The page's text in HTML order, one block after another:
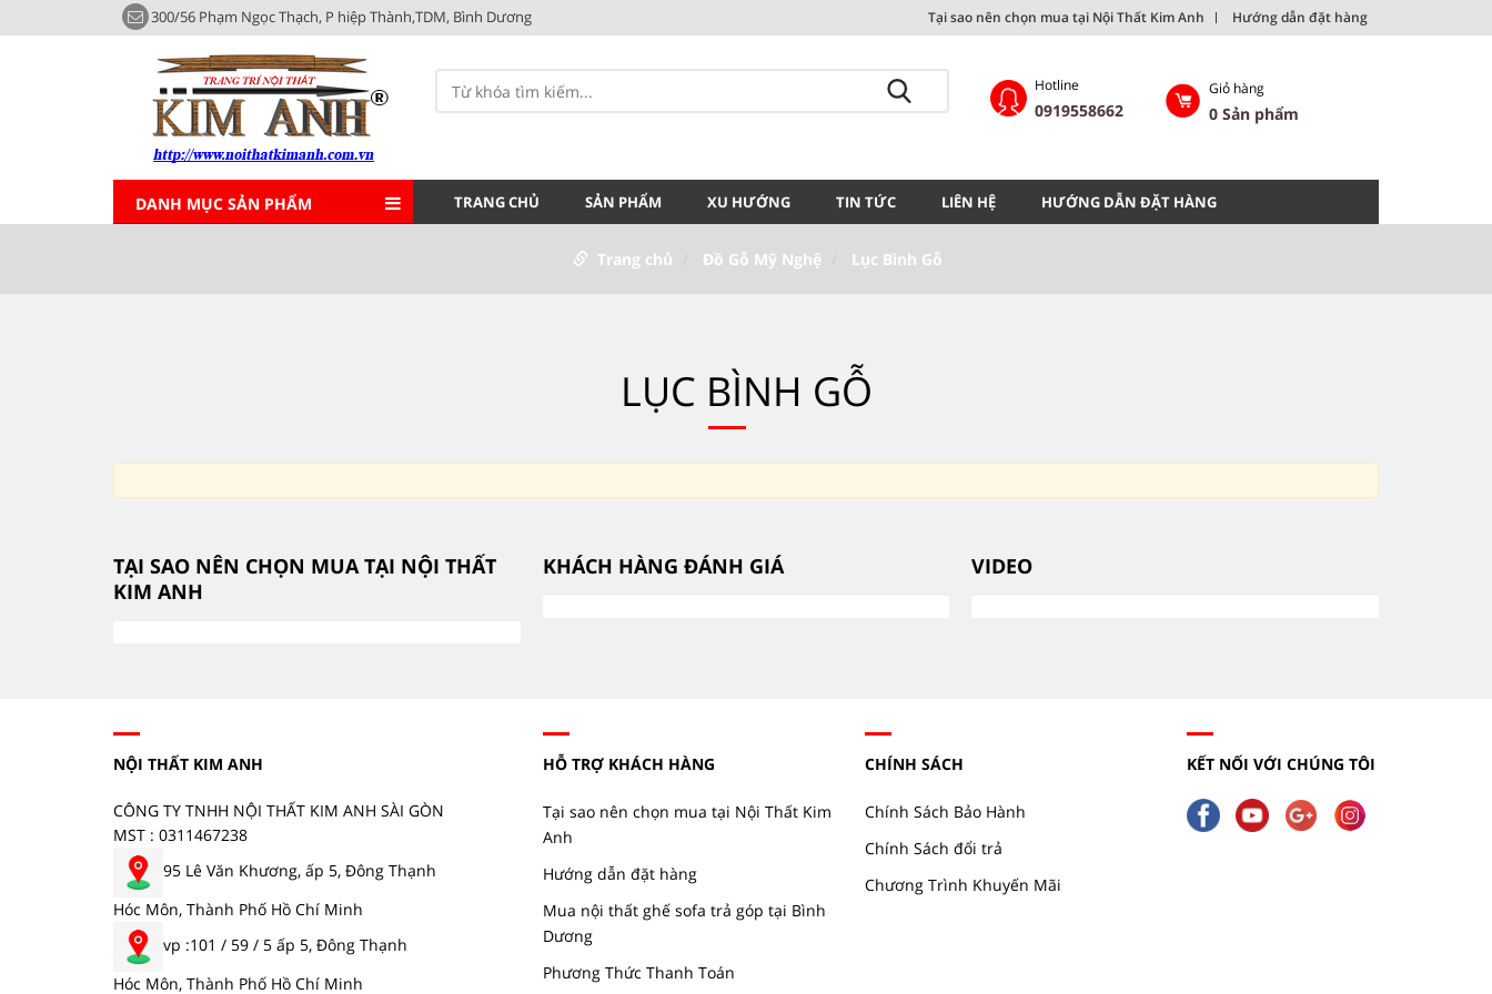
300/56 Phạm Ngọc Thạch, P hiệp Thành,TDM, Bình Dương Tại sao nên chọn mua tại Nội Thất Kim Anh Hướng dẫn đặt hàng
Hotline
0919558662
Giỏ hàng
0Sản phẩm
DANH MỤC SẢN PHẨM TRANG CHỦ SẢN PHẨM XU HƯỚNG TIN TỨC LIÊN HỆ HƯỚNG DẪN ĐẶT HÀNG
Trang chủ Đồ Gỗ Mỹ Nghệ Lục Bình Gỗ
LỤC BÌNH GỖ
TẠI SAO NÊN CHỌN MUA TẠI NỘI THẤT
KIM ANH
KHÁCH HÀNG ĐÁNH GIÁ VIDEO
NỘI THẤT KIM ANH
CÔNG TY TNHH NỘI THẤT KIM ANH SÀI GÒN
MST : 0311467238
95 Lê Văn Khương, ấp 5, Đông Thạnh
Hóc Môn, Thành Phố Hồ Chí Minh
vp :101 / 59 / 5 ấp 5, Đông Thạnh
Hóc Môn, Thành Phố Hồ Chí Minh
HỖ TRỢ KHÁCH HÀNG
Tại sao nên chọn mua tại Nội Thất Kim
Anh
Hướng dẫn đặt hàng
Mua nội thất ghế sofa trả góp tại Bình
Dương
Phương Thức Thanh Toán
CHÍNH SÁCH
Chính Sách Bảo Hành
Chính Sách đổi trả
Chương Trình Khuyến Mãi
KẾT NỐI VỚI CHÚNG TÔI